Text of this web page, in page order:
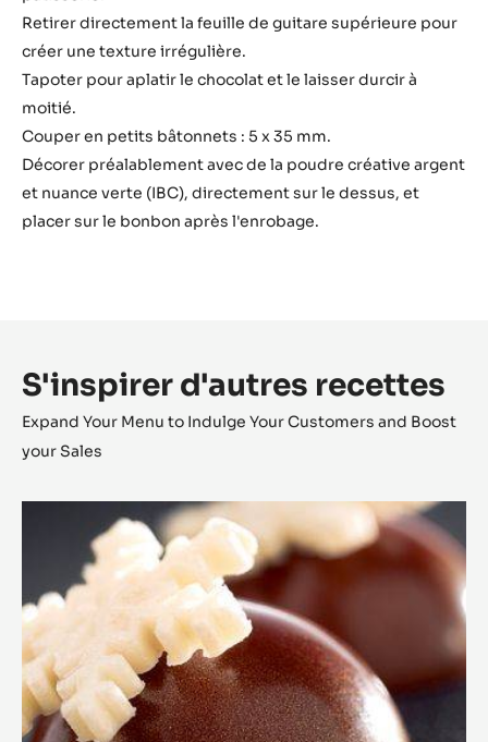
Retirer directement la feuille de guitare supérieure pour
créer une texture irrégulière.
Tapoter pour aplatir le chocolat et le laisser durcir à
moitié.
Couper en petits bâtonnets : 5 x 35 mm.
Décorer préalablement avec de la poudre créative argent
et nuance verte (IBC), directement sur le dessus, et
placer sur le bonbon après l'enrobage.
S'inspirer d'autres recettes
Expand Your Menu to Indulge Your Customers and Boost
your Sales
Crakine™
coco